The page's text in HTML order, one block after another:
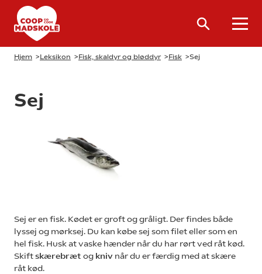
Hjem >Leksikon >Fisk, skaldyr og bløddyr >Fisk >Sej
Sej
Sej er en fisk. Kødet er groft og gråligt. Der findes både
lyssej og mørksej. Du kan købe sej som filet eller som en
hel fisk. Husk at vaske hænder når du har rørt ved råt kød.
Skiftskærebræt og kniv når du er færdig med at skære
råt kød.